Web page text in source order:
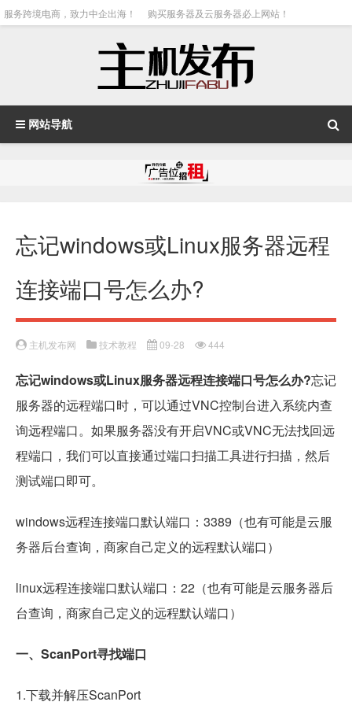
服务跨境电商，致力中企出海！ 购买服务器及云服务器必上网站！
网站导航
忘记windows或Linux服务器远程
连接端口号怎么办?
主机发布网 技术教程 09-28 444
忘记windows或Linux服务器远程连接端口号怎么办?忘记
服务器的远程端口时，可以通过VNC控制台进入系统内查
询远程端口。如果服务器没有开启VNC或VNC无法找回远
程端口，我们可以直接通过端口扫描工具进行扫描，然后
测试端口即可。
windows远程连接端口默认端口：3389（也有可能是云服
务器后台查询，商家自己定义的远程默认端口）
linux远程连接端口默认端口：22（也有可能是云服务器后
台查询，商家自己定义的远程默认端口）
一、ScanPort寻找端口
1.下载并解压ScanPort